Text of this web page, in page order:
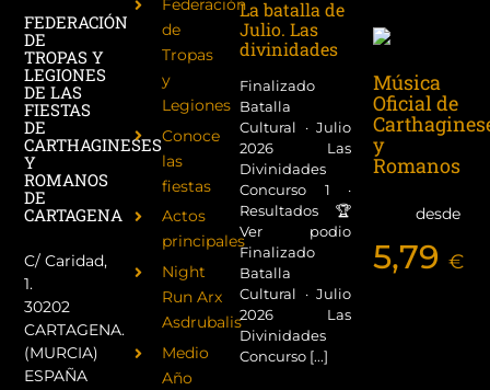
FEDERACIÓN
DE
TROPAS Y
LEGIONES
DE LAS
FIESTAS
DE
CARTHAGINESES
Y
ROMANOS
DE
CARTAGENA
C/ Caridad,
1.
30202
CARTAGENA.
(MURCIA)
ESPAÑA
Federación
de
Tropas
y
Legiones
Conoce
las
fiestas
Actos
principales
Night
Run Arx
Asdrubalis
Medio
Año
La batalla de
Julio. Las
divinidades
Finalizado
Batalla
Cultural · Julio
2026 Las
Divinidades
Concurso 1 ·
Resultados 🏆
Ver podio
Finalizado
Batalla
Cultural · Julio
2026 Las
Divinidades
Concurso [...]
Música
Oficial de
y
Romanos
desde
5,79€